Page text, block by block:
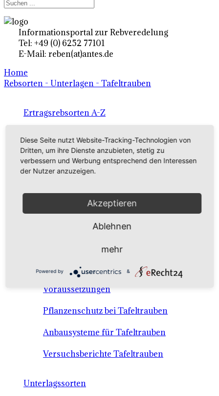
Informationsportal zur Rebveredelung
Tel: +49 (0) 6252 77101
E-Mail: reben(at)antes.de
Home
Rebsorten - Unterlagen - Tafeltrauben
Ertragsrebsorten A-Z
Rebsorten international
Tafeltraubensorten
Anbausysteme & Recht
Tafeltraubenanbau - rechtliche
Voraussetzungen
Pflanzenschutz bei Tafeltrauben
Anbausysteme für Tafeltrauben
Versuchsberichte Tafeltrauben
Unterlagssorten
Diese Seite nutzt Website-Tracking-Technologien von
Dritten, um ihre Dienste anzubieten, stetig zu
verbessern und Werbung entsprechend den Interessen
der Nutzer anzuzeigen.
Akzeptieren
Ablehnen
mehr
Powered by &